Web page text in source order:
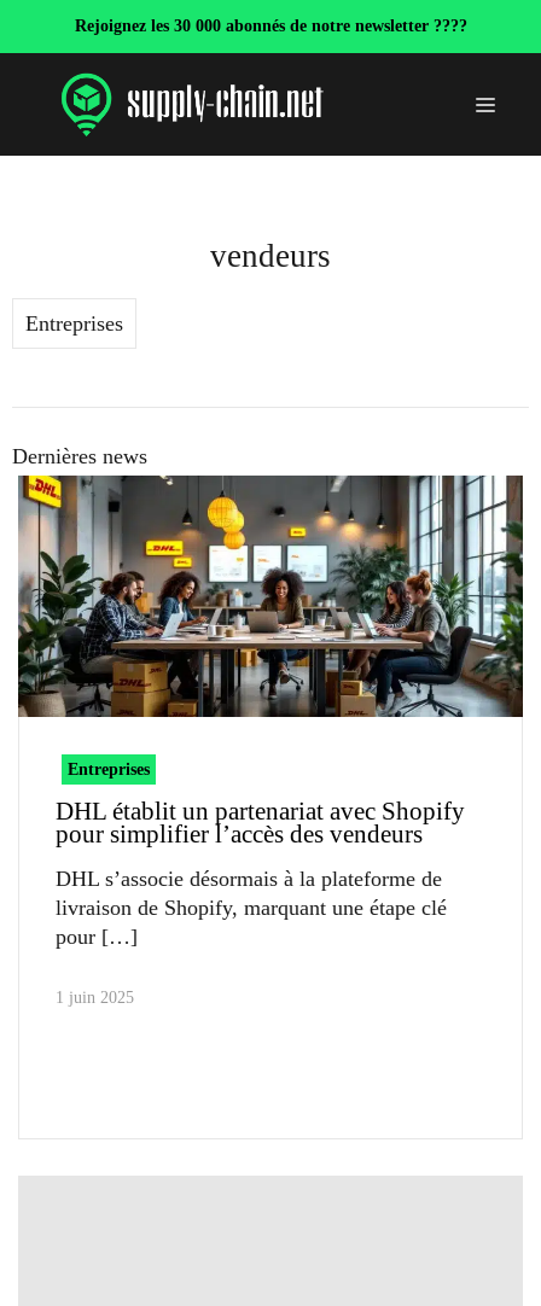
Rejoignez les 30 000 abonnés de notre newsletter ????
Menu
vendeurs
Entreprises
Dernières news
Entreprises
DHL établit un partenariat avec Shopify
pour simplifier l’accès des vendeurs
DHL s’associe désormais à la plateforme de
livraison de Shopify, marquant une étape clé
pour
1 juin 2025